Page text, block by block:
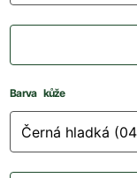
Barva kůže